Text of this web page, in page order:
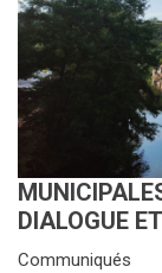
DIALOGUE
Communiqués